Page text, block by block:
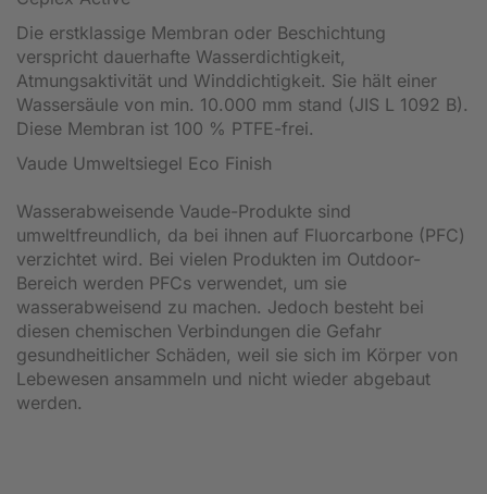
Die erstklassige Membran oder Beschichtung
verspricht dauerhafte Wasserdichtigkeit,
Atmungsaktivität und Winddichtigkeit. Sie hält einer
Wassersäule von min. 10.000 mm stand (JIS L 1092 B).
Diese Membran ist 100 % PTFE-frei.
Vaude Umweltsiegel Eco Finish
Wasserabweisende Vaude-Produkte sind
umweltfreundlich, da bei ihnen auf Fluorcarbone (PFC)
verzichtet wird. Bei vielen Produkten im Outdoor-
Bereich werden PFCs verwendet, um sie
wasserabweisend zu machen. Jedoch besteht bei
diesen chemischen Verbindungen die Gefahr
gesundheitlicher Schäden, weil sie sich im Körper von
Lebewesen ansammeln und nicht wieder abgebaut
werden.